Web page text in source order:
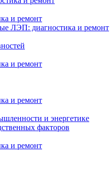
и ремонт
ЛЭП: диагностика и ремонт
и ремонт
и ремонт
и энергетике
факторов
и ремонт